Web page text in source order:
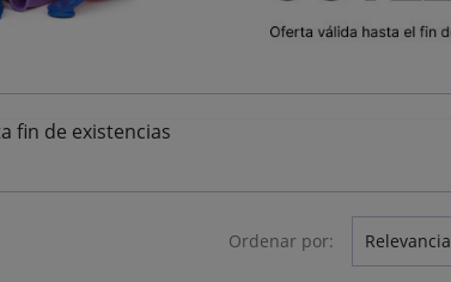
fin de existencias
Ordenar por: Relevancia